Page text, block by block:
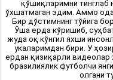
қўшиқларимни тинглаб
ўхшатмаган эдим. Аммо
Бир дўстимнинг тўйига
Ўша ерда кўришиб,
жуда оқ кўнгил яхши
укаларимдан бири. У
ердан қизиқарли видеолар
бразилиялик футболчи
олгани